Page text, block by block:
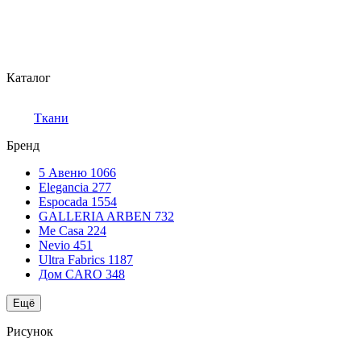
Каталог
Ткани
Бренд
5 Авеню 1066
Elegancia 277
Espocada 1554
GALLERIA ARBEN 732
Me Casa 224
Nevio 451
Ultra Fabrics 1187
Дом CARO 348
Ещё
Рисунок